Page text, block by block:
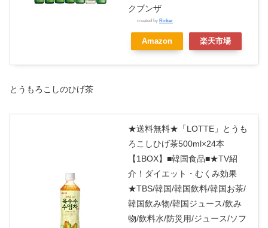
クブンザ
created by Rinker
Amazon 楽天市場
とうもろこしのひげ茶
★送料無料★「LOTTE」とうも
ろこしひげ茶500ml×24本
【1BOX】■韓国食品■★TV紹
介！ダイエット・むくみ効果
★TBS/韓国/韓国飲料/韓国お茶/
韓国飲み物/韓国ジュース/飲み
物/飲料水/防災用/ジュース/ソフ